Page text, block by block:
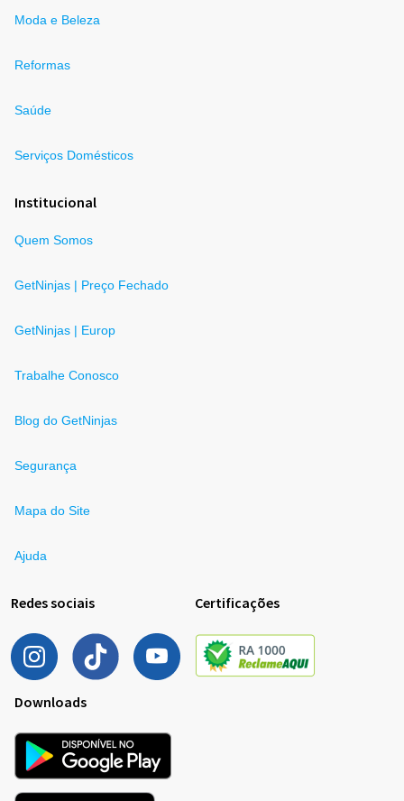
Moda e Beleza
Reformas
Saúde
Serviços Domésticos
Institucional
Quem Somos
GetNinjas | Preço Fechado
GetNinjas | Europ
Trabalhe Conosco
Blog do GetNinjas
Segurança
Mapa do Site
Ajuda
Redes sociais Certificações
Downloads